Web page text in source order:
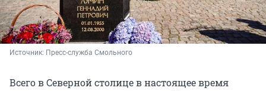
Источник: Пресс-служба Смольного
Всего в Северной столице в настоящее время